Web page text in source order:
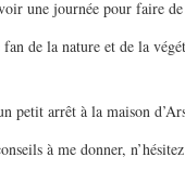
une journée pour faire de
fan de la nature et de la
petit arrêt à la maison
à me donner,